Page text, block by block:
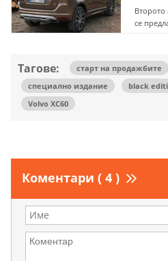
се
Тагове: старт на продажбите
специално издание
black
Volvo XC60
Коментари ( 4 )